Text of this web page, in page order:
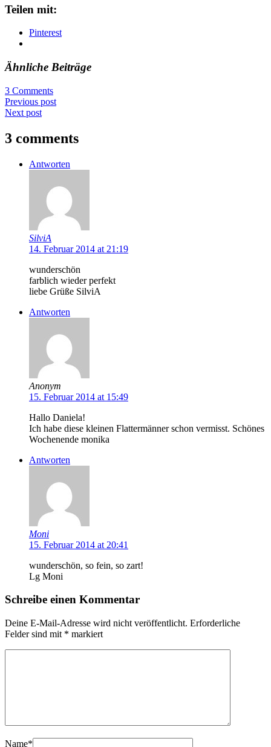
Teilen mit:
Pinterest
Ähnliche Beiträge
3 Comments
Previous post
Next post
3 comments
Antworten
SilviA
14. Februar 2014 at 21:19
wunderschön
farblich wieder perfekt
liebe Grüße SilviA
Antworten
Anonym
15. Februar 2014 at 15:49
Hallo Daniela!
Ich habe diese kleinen Flattermänner schon vermisst. Schönes
Wochenende monika
Antworten
Moni
15. Februar 2014 at 20:41
wunderschön, so fein, so zart!
Lg Moni
Schreibe einen Kommentar
Deine E-Mail-Adresse wird nicht veröffentlicht. Erforderliche
Felder sind mit * markiert
Name*